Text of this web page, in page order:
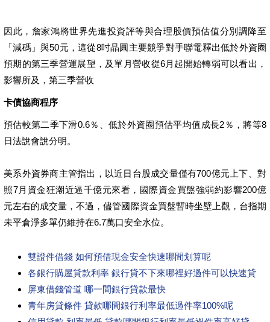
因此，詹家鴻將世界先進投資評等與合理股價預估值分別調降至
「減碼」與50元，這從8吋晶圓主要競爭對手聯電釋出低於外資圈
預期的第三季營運展望，及單月營收從6月起開始轉弱可以看出，
影響所及，第三季營收
卡債協商程序
預估較第二季下滑0.6％、低於外資圈預估平均值成長2％，將等8
日法說會說分明。
美系外資券商主管指出，以近日台股成交量僅有700億元上下、對
照7月資金狂潮近逼千億元來看，國際資金買盤強弱約影響200億
元左右的成交量，不過，儘管國際資金買盤暫時坐壁上觀，台指期
未平倉淨多單仍維持在6.7萬口安全水位。
雙證件借錢 如何預借現金安全快速哪間划算呢
各銀行購屋貸款利率 銀行貸不下來哪裡好過件可以快速貸
屏東借錢管道 哪一間銀行貸款最快
青年房貸條件 貸款哪間銀行利率最低過件率100%呢